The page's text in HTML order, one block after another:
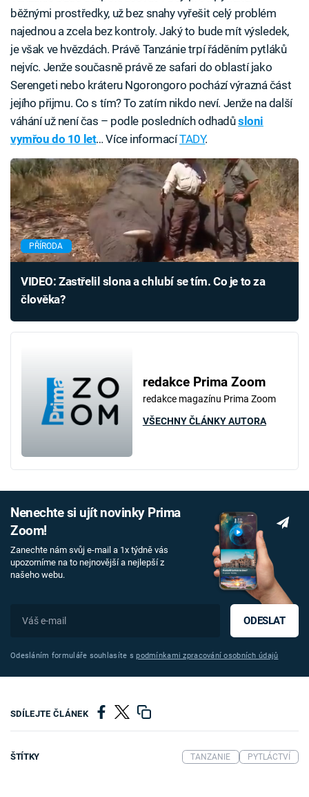
běžnými prostředky, už bez snahy vyřešit celý problém
najednou a zcela bez kontroly. Jaký to bude mít výsledek,
je však ve hvězdách. Právě Tanzánie trpí řáděním pytláků
nejvíc. Jenže současně právě ze safari do oblastí jako
Serengeti nebo kráteru Ngorongoro pochází výrazná část
jejího přijmu. Co s tím? To zatím nikdo neví. Jenže na další
váhání už není čas – podle posledních odhadůsloni
vymřou do 10 let… Více informacíTADY.
PŘÍRODA
VIDEO: Zastřelil slona a chlubí se tím. Co je to za
člověka?
redakce Prima Zoom
redakce magazínu Prima Zoom
VŠECHNY ČLÁNKY AUTORA
Nenechte si ujít novinky Prima
Zoom!
Zanechte nám svůj e-mail a 1x týdně vás
upozorníme na to nejnovější a nejlepší z
našeho webu.
ODESLAT
Odesláním formuláře souhlasíte spodmínkami zpracování osobních údajů
SDÍLEJTE ČLÁNEK
ŠTÍTKY TANZANIE PYTLÁCTVÍ